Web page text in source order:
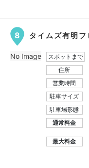
8 タイムズ有明
スポットまで
住所
営業時間
駐車サイズ
駐車場形態
通常料金
最大料金
No Image